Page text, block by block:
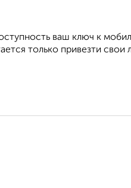
ваш ключ к
только привезти свои